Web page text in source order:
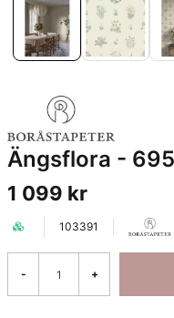
Ängsflora -
1 099 kr
103391
- +